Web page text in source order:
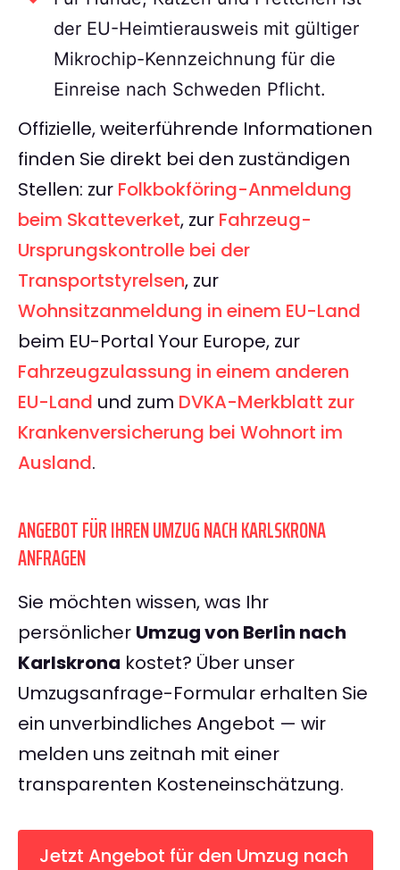
der EU-Heimtierausweis mit gültiger
Mikrochip-Kennzeichnung für die
Einreise nach Schweden Pflicht.
Offizielle, weiterführende Informationen
finden Sie direkt bei den zuständigen
Stellen: zur Folkbokföring-Anmeldung
beim Skatteverket, zur Fahrzeug-
Ursprungskontrolle bei der
Transportstyrelsen, zur
Wohnsitzanmeldung in einem EU-Land
beim EU-Portal Your Europe, zur
Fahrzeugzulassung in einem anderen
EU-Land und zum DVKA-Merkblatt zur
Krankenversicherung bei Wohnort im
Ausland.
ANGEBOT FÜR IHREN UMZUG NACH KARLSKRONA
ANFRAGEN
Sie möchten wissen, was Ihr
persönlicher Umzug von Berlin nach
Karlskrona kostet? Über unser
Umzugsanfrage-Formular erhalten Sie
ein unverbindliches Angebot — wir
melden uns zeitnah mit einer
transparenten Kosteneinschätzung.
Jetzt Angebot für den Umzug nach